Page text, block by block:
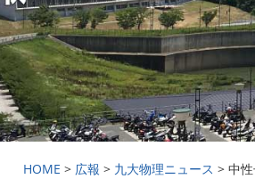
HOME > 広報 > 九大物理ニュース > 中